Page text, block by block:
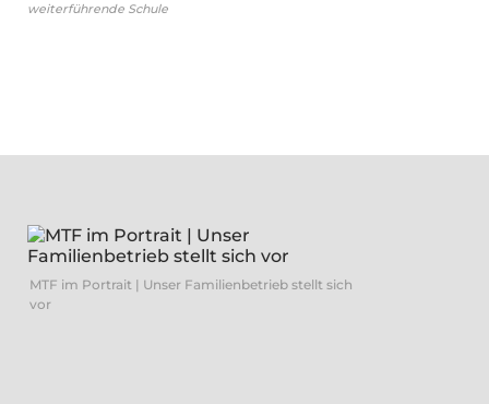
weiterführende Schule
MTF im Portrait | Unser Familienbetrieb stellt sich
vor